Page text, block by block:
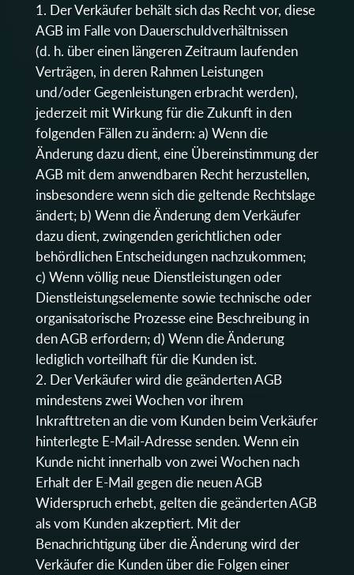
Der Verkäufer behält sich das Recht vor, diese
AGB im Falle von Dauerschuldverhältnissen
(d. h. über einen längeren Zeitraum laufenden
Verträgen, in deren Rahmen Leistungen
und/oder Gegenleistungen erbracht werden),
jederzeit mit Wirkung für die Zukunft in den
folgenden Fällen zu ändern: a) Wenn die
Änderung dazu dient, eine Übereinstimmung der
AGB mit dem anwendbaren Recht herzustellen,
insbesondere wenn sich die geltende Rechtslage
ändert; b) Wenn die Änderung dem Verkäufer
dazu dient, zwingenden gerichtlichen oder
behördlichen Entscheidungen nachzukommen;
c) Wenn völlig neue Dienstleistungen oder
Dienstleistungselemente sowie technische oder
organisatorische Prozesse eine Beschreibung in
den AGB erfordern; d) Wenn die Änderung
lediglich vorteilhaft für die Kunden ist.
Der Verkäufer wird die geänderten AGB
mindestens zwei Wochen vor ihrem
Inkrafttreten an die vom Kunden beim Verkäufer
hinterlegte E-Mail-Adresse senden. Wenn ein
Kunde nicht innerhalb von zwei Wochen nach
Erhalt der E-Mail gegen die neuen AGB
Widerspruch erhebt, gelten die geänderten AGB
als vom Kunden akzeptiert. Mit der
Benachrichtigung über die Änderung wird der
Verkäufer die Kunden über die Folgen einer